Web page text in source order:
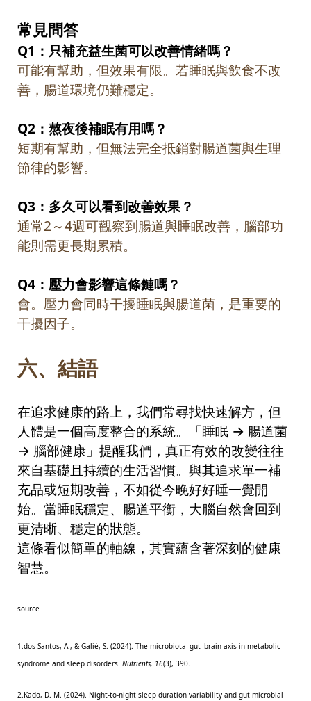
常見問答
Q1 ：只補充益生菌可以改善情緒嗎？
可能有幫助，但效果有限。若睡眠與飲食不改
善，腸道環境仍難穩定。
Q2 ：熬夜後補眠有用嗎？
短期有幫助，但無法完全抵銷對腸道菌與生理
節律的影響。
Q3 ：多久可以看到改善效果？
通常2～4週可觀察到腸道與睡眠改善，腦部功
能則需更長期累積。
Q4 ：壓力會影響這條鏈嗎？
會。壓力會同時干擾睡眠與腸道菌，是重要的
干擾因子。
六、結語
在追求健康的路上，我們常尋找快速解方，但
人體是一個高度整合的系統。「睡眠 → 腸道菌
→ 腦部健康」提醒我們，真正有效的改變往往
來自基礎且持續的生活習慣。與其追求單一補
充品或短期改善，不如從今晚好好睡一覺開
始。當睡眠穩定、腸道平衡，大腦自然會回到
更清晰、穩定的狀態。
這條看似簡單的軸線，其實蘊含著深刻的健康
智慧。
source
1.dos Santos, A., & Galiè, S. (2024). The microbiota–gut–brain axis in metabolic
syndrome and sleep disorders. Nutrients, 16(3), 390.
2.Kado, D. M. (2024). Night-to-night sleep duration variability and gut microbial